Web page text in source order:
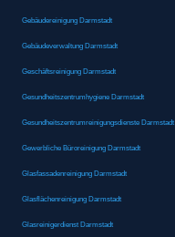
Gebäudereinigung Darmstadt
Gebäudeverwaltung Darmstadt
Geschäftsreinigung Darmstadt
Gesundheitszentrumhygiene Darmstadt
Gesundheitszentrumreinigungsdienste Darmstadt
Gewerbliche Büroreinigung Darmstadt
Glasfassadenreinigung Darmstadt
Glasflächenreinigung Darmstadt
Glasreinigerdienst Darmstadt